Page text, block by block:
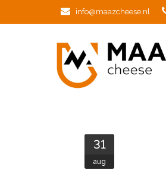
info@maazcheese.nl
31
aug